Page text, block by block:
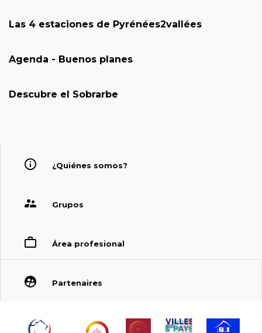
Las 4 estaciones de Pyrénées2vallées
Agenda - Buenos planes
Descubre el Sobrarbe
¿Quiénes somos?
Grupos
Área profesional
Partenaires